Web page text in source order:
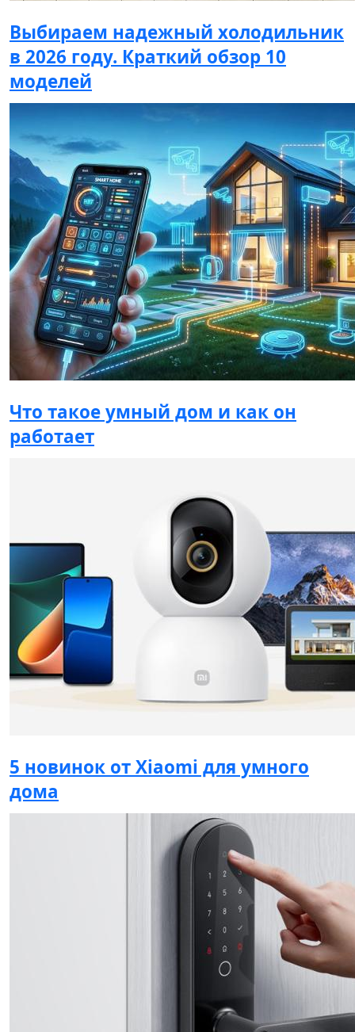
Выбираем надежный холодильник
в 2026 году. Краткий обзор 10
моделей
Что такое умный дом и как он
работает
5 новинок от Xiaomi для умного
дома